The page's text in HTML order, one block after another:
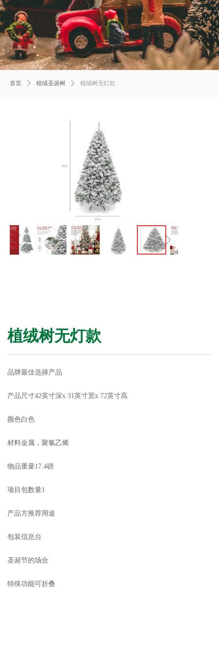
ꁆ ꁇ
植绒树无灯款
品牌最佳选择产品
产品尺寸42英寸深x 31英寸宽x 72英寸高
颜色白色
材料金属，聚氯乙烯
物品重量17.4磅
项目包数量1
产品方推荐用途
包装信息台
圣诞节的场合
特殊功能可折叠
首页 ꄲ 植绒圣诞树 ꄲ 植绒树无灯款